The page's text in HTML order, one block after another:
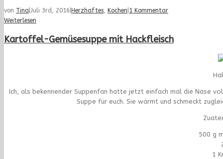
von Tina Juli 3rd, 2016 Herzhaftes, Kochen 1 Kommentar
Weiterlesen
Kartoffel-Gemüsesuppe mit Hackfleisch
Ich, als bekennender Suppenfan hatte jetzt einfach mal die Nase
Suppe für euch. Sie wärmt und schmeckt
500 g
1